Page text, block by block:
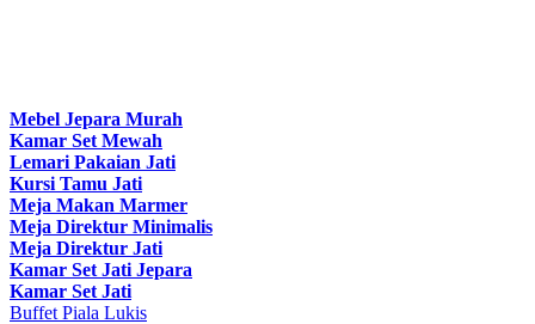
Mebel Jepara Murah
Kamar Set Mewah
Lemari Pakaian Jati
Kursi Tamu Jati
Meja Makan Marmer
Meja Direktur Minimalis
Meja Direktur Jati
Kamar Set Jati Jepara
Kamar Set Jati
Buffet Piala Lukis